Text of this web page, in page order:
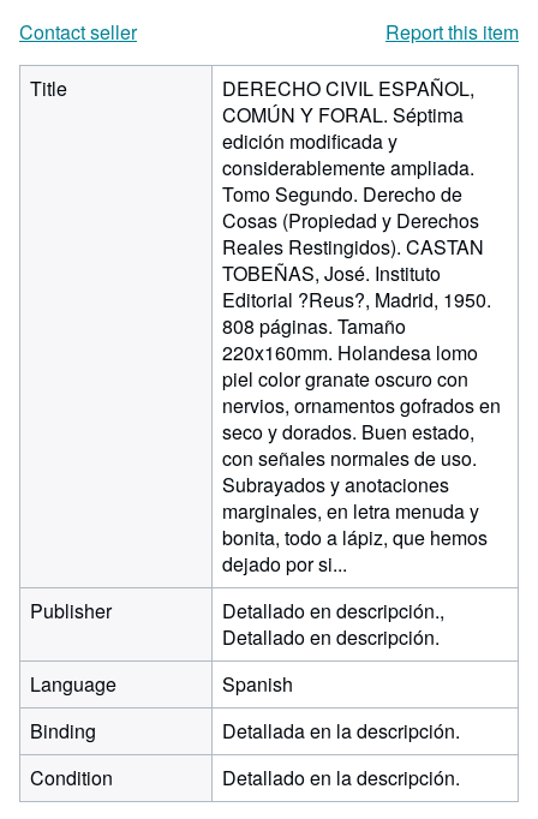
Contact seller
Report this item
Title
DERECHO CIVIL ESPAÑOL,
COMÚN Y FORAL. Séptima
edición modificada y
considerablemente ampliada.
Tomo Segundo. Derecho de
Cosas (Propiedad y Derechos
Reales Restingidos). CASTAN
TOBEÑAS, José. Instituto
Editorial ?Reus?, Madrid, 1950.
808 páginas. Tamaño
220x160mm. Holandesa lomo
piel color granate oscuro con
nervios, ornamentos gofrados en
seco y dorados. Buen estado,
con señales normales de uso.
Subrayados y anotaciones
marginales, en letra menuda y
bonita, todo a lápiz, que hemos
dejado por si...
Publisher
Detallado en descripción.,
Detallado en descripción.
Language
Spanish
Binding
Detallada en la descripción.
Condition
Detallado en la descripción.